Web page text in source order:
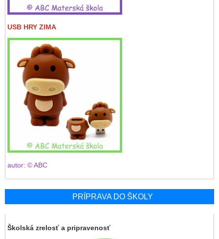
USB HRY ZIMA
autor: © ABC
PRÍPRAVA DO ŠKOLY
Školská zrelosť a pripravenosť